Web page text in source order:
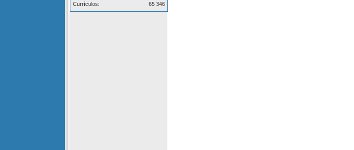
Currículos:
65 346